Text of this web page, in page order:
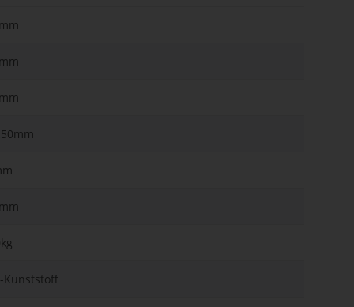
Kunststoff